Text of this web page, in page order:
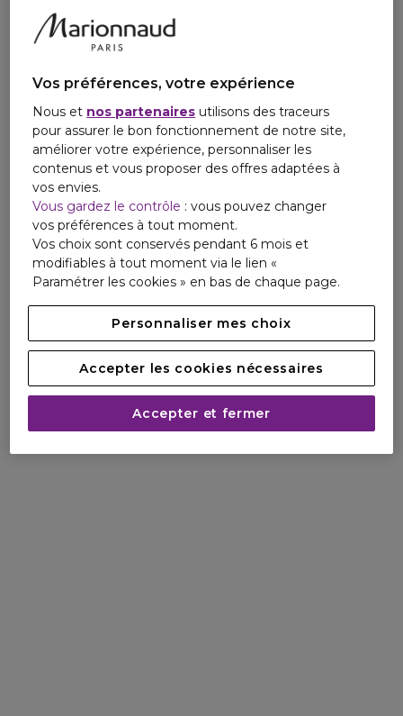
magistrale des possibilités froides et intrigantes du vétiver.
LE FLACON:
des années 1920 et 1930.
'Le vétiver gris capture l'essence de la masculinité
débonnaire, charismatique et provocante.' - TOM FORD
Vos préférences, votre expérience
Nous et nos partenaires utilisons des traceurs
pour assurer le bon fonctionnement de notre site,
améliorer votre expérience, personnaliser les
contenus et vous proposer des offres adaptées à
vos envies.
Vous gardez le contrôle : vous pouvez changer
vos préférences à tout moment.
Vos choix sont conservés pendant 6 mois et
modifiables à tout moment via le lien «
Paramétrer les cookies » en bas de chaque page.
Personnaliser mes choix
Accepter les cookies nécessaires
Accepter et fermer